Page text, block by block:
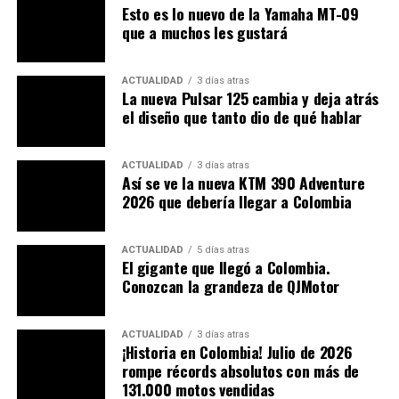
lo que queremos es una conducción deportiva que nos
deje ver los alientos dentro de esta Mana, tenemos la
vueltas y ofrece una excelente respuesta en asensos y
buen nivel de retención al llegar a las curvas. En
cualquiera de las tres opciones la sensación que se
percibe al acelerador es de potencia continua de una
forma suave, con una ayuda adicional, que en cualquier
momento de la conducción automática, podemos
accionar el control de marchas que tenemos en el timón
con el dedo índice, y conseguimos devolver velocidades,
pero no aumentar, logrando con esto un apoyo
adicional a los frenos al llegar a las curvas o descensos,
como se haría con una caja de cambios mecánica
tradicional. Pero bueno, si estamos hablando de versión
automática cómo así que de un momento a otro
encuentro cambios o marchas?, pues sí, la Mana
presenta esta posibilidad de alternar en condiciones de
Esto es lo nuevo de la Yamaha MT-09
que a muchos les gustará
ACTUALIDAD 3 días atras
La nueva Pulsar 125 cambia y deja atrás
el diseño que tanto dio de qué hablar
ACTUALIDAD 3 días atras
Así se ve la nueva KTM 390 Adventure
2026 que debería llegar a Colombia
ACTUALIDAD 5 días atras
El gigante que llegó a Colombia.
Conozcan la grandeza de QJMotor
ACTUALIDAD 3 días atras
¡Historia en Colombia! Julio de 2026
rompe récords absolutos con más de
131.000 motos vendidas